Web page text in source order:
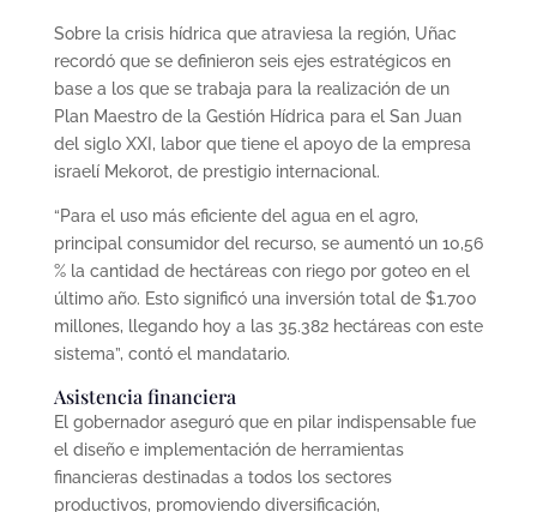
Sobre la crisis hídrica que atraviesa la región, Uñac
recordó que se definieron seis ejes estratégicos en
base a los que se trabaja para la realización de un
Plan Maestro de la Gestión Hídrica para el San Juan
del siglo XXI, labor que tiene el apoyo de la empresa
israelí Mekorot, de prestigio internacional.
“Para el uso más eficiente del agua en el agro,
principal consumidor del recurso, se aumentó un 10,56
% la cantidad de hectáreas con riego por goteo en el
último año. Esto significó una inversión total de $1.700
millones, llegando hoy a las 35.382 hectáreas con este
sistema”, contó el mandatario.
Asistencia financiera
El gobernador aseguró que en pilar indispensable fue
el diseño e implementación de herramientas
financieras destinadas a todos los sectores
productivos, promoviendo diversificación,